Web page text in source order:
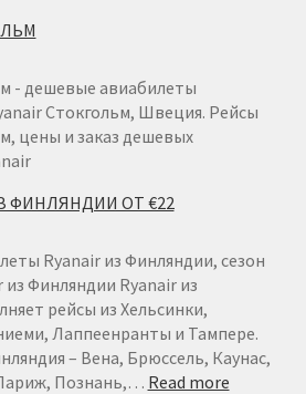
- дешевые авиабилеты
Стокгольм, Швеция. Рейсы
цены и заказ дешевых
ФИНЛЯНДИИ ОТ €22
Ryanair из Финляндии, сезон
из Финляндии Ryanair из
рейсы из Хельсинки,
Лаппеенранты и Тампере.
– Вена, Брюссель, Каунас,
Познань,… Read more: